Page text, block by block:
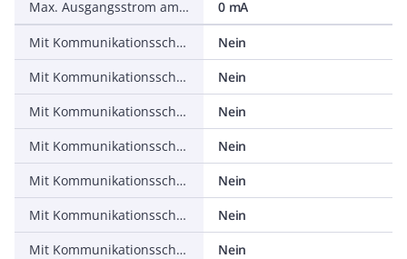
Max. Ausgangsstrom am sicheren Ausgang 0 mA
Mit Kommunikationsschnittstelle AS-Interface
Nein
Mit Kommunikationsschnittstelle Analog
Nein
Mit Kommunikationsschnittstelle CANOpen
Nein
Mit Kommunikationsschnittstelle DeviceNet
Nein
Mit Kommunikationsschnittstelle Ethernet
Nein
Mit Kommunikationsschnittstelle INTERBUS
Nein
Mit Kommunikationsschnittstelle PROFIBUS
Nein